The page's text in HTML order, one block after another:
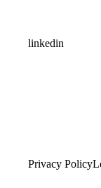
linkedin
Privacy Policy